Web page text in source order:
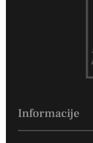
Informacije